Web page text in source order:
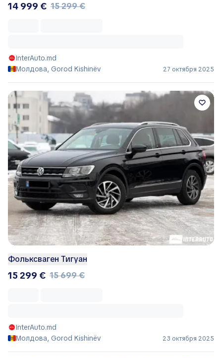
14 999 € 15 299 €
InterAuto.md
Молдова, Gorod Kishinëv
27 октября 2025
Фольксваген Тигуан
15 299 € 15 699 €
InterAuto.md
Молдова, Gorod Kishinëv
23 октября 2025